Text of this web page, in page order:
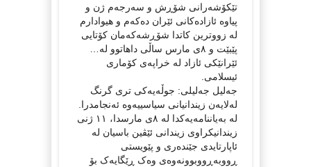
تێکۆشەرانی شۆڕش و سەرجەم ژن و
پیاوە ئازادەکانی ئێران دەکەم و هیوادارم
لە زووترین کاتدا شۆڕشەکەمان کۆتایی
پێبێت و ٨ی مارس ساڵی داهاتوو لە…
ئێرانێکی ئازاد لە خراپەی کۆماری
ئیسلامی.
جەلیل جەلیلی: جوڵەیەکی تری گرنگ
لەلایەن زیندانیانی سیاسییەوە ئەنجامدرا.
لە بەیاننامەیەکدا لە ٨ی مارسدا، ١١ ژنی
زیندانیکراوی زیندانی ئێڤین باسیان لە
ئاپارتایدی جێندەری و پێویستی
ڕووبەڕووبوونەوەی وەک ڕێگایەک بۆ